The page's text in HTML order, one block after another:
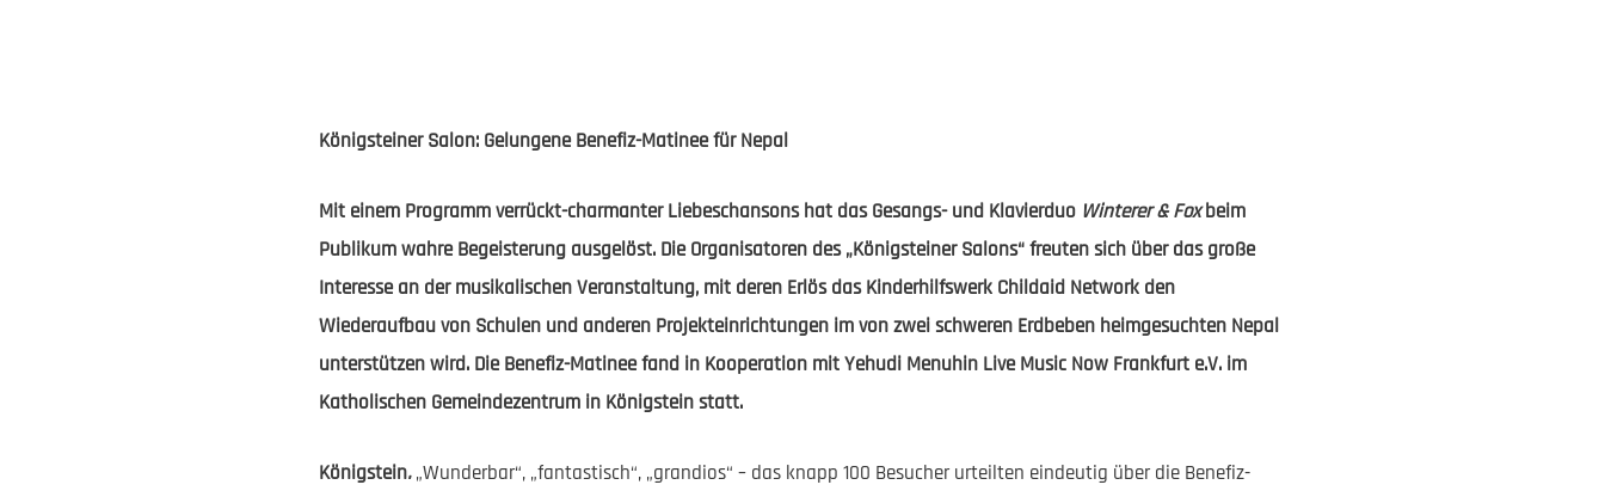
Königsteiner Salon: Gelungene Benefiz-Matinee für Nepal
Mit einem Programm verrückt-charmanter Liebeschansons hat das Gesangs- und Klavierduo Winterer & Foxbeim
Publikum wahre Begeisterung ausgelöst. Die Organisatoren des „Königsteiner Salons“ freuten sich über das große
Interesse an der musikalischen Veranstaltung, mit deren Erlös das Kinderhilfswerk Childaid Network den
Wiederaufbau von Schulen und anderen Projekteinrichtungen im von zwei schweren Erdbeben heimgesuchten Nepal
unterstützen wird. Die Benefiz-Matinee fand in Kooperation mit Yehudi Menuhin Live Music Now Frankfurt e.V. im
Katholischen Gemeindezentrum in Königstein statt.
Königstein.„Wunderbar“, „fantastisch“, „grandios“ – das knapp 100 Besucher urteilten eindeutig über die Benefiz-